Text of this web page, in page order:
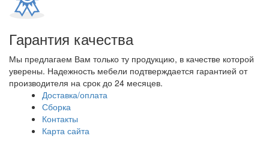
Гарантия качества
Мы предлагаем Вам только ту продукцию, в качестве которой
уверены. Надежность мебели подтверждается гарантией от
производителя на срок до 24 месяцев.
Доставка/оплата
Сборка
Контакты
Карта сайта